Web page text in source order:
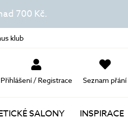
700 Kč.
klub
Přihlášení / Registrace Seznam přání
SALONY INSPIRACE